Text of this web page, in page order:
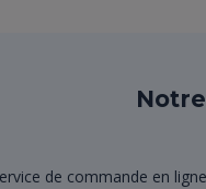
de commande en